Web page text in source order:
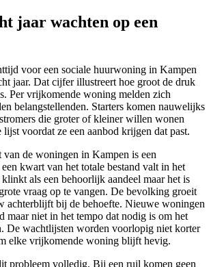
jaar wachten op een
voor een sociale huurwoning in Kampen
jaar. Dat cijfer illustreert hoe groot de druk
Per vrijkomende woning melden zich
belangstellenden. Starters komen nauwelijks
die groter of kleiner willen wonen
lijst voordat ze een aanbod krijgen dat past.
van de woningen in Kampen is een
kwart van het totale bestand valt in het
als een behoorlijk aandeel maar het is
vraag op te vangen. De bevolking groeit
achterblijft bij de behoefte. Nieuwe woningen
maar niet in het tempo dat nodig is om het
De wachtlijsten worden voorlopig niet korter
elke vrijkomende woning blijft hevig.
probleem volledig. Bij een ruil komen geen